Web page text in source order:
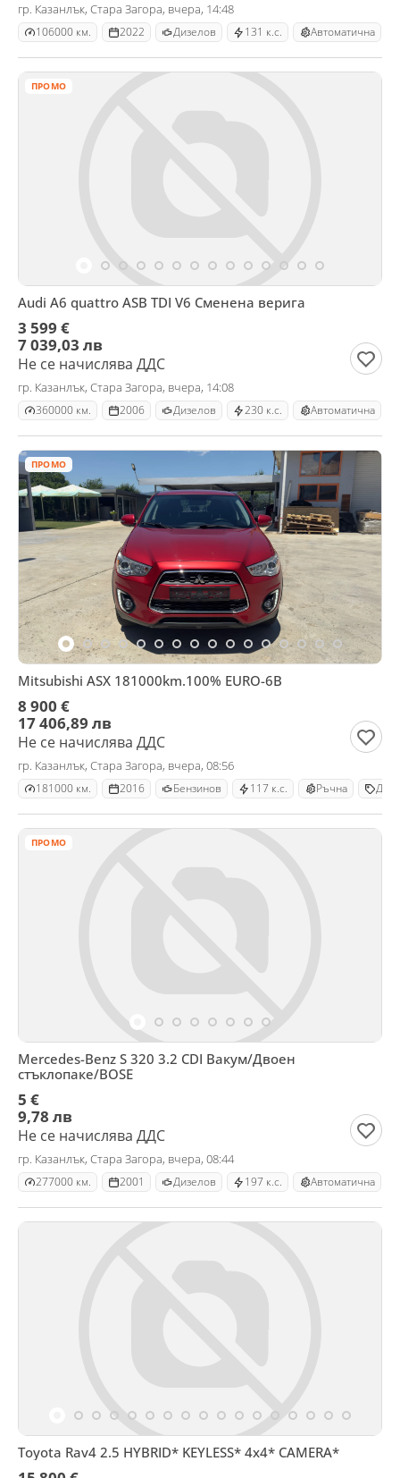
гр. Казанлък, Стара Загора, вчера, 14:48
106000 км. 2022 Дизелов 131 к.с. Автоматична
ПРОМО
Audi A6 quattro ASB TDI V6 Сменена верига
3 599 €
7 039,03 лв
Не се начислява ДДС
гр. Казанлък, Стара Загора, вчера, 14:08
360000 км. 2006 Дизелов 230 к.с. Автоматична
ПРОМО
Mitsubishi ASX 181000km.100% EURO-6B
8 900 €
17 406,89 лв
Не се начислява ДДС
гр. Казанлък, Стара Загора, вчера, 08:56
181000 км. 2016 Бензинов 117 к.с. Ръчна
ПРОМО
Mercedes-Benz S 320 3.2 CDI Вакум/Двоен
стъклопаке/BOSE
5 €
9,78 лв
Не се начислява ДДС
гр. Казанлък, Стара Загора, вчера, 08:44
277000 км. 2001 Дизелов 197 к.с. Автоматична
Toyota Rav4 2.5 HYBRID* KEYLESS* 4x4* CAMERA*